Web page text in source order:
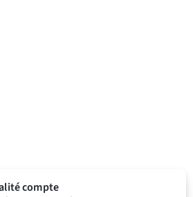
compte